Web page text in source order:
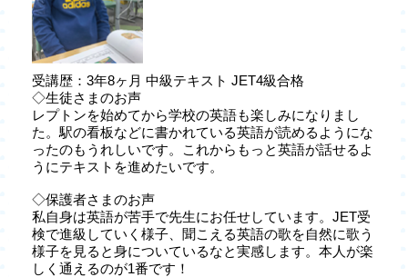
受講歴：3年8ヶ月 中級テキスト JET4級合格
◇生徒さまのお声
レプトンを始めてから学校の英語も楽しみになりまし
た。駅の看板などに書かれている英語が読めるようにな
ったのもうれしいです。これからもっと英語が話せるよ
うにテキストを進めたいです。
◇保護者さまのお声
私自身は英語が苦手で先生にお任せしています。JET受
検で進級していく様子、聞こえる英語の歌を自然に歌う
様子を見ると身についているなと実感します。本人が楽
しく通えるのが1番です！